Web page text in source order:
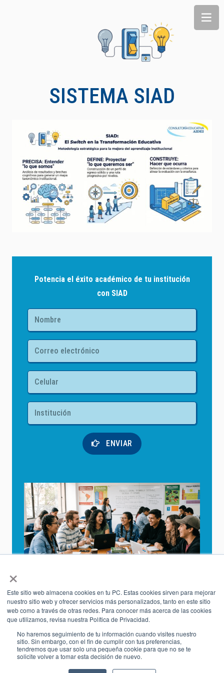
×
Este sitio web almacena cookies en tu PC. Estas cookies sirven para mejorar
nuestro sitio web y ofrecer servicios más personalizados, tanto en este sitio
web como a través de otras redes. Para conocer más acerca de las cookies
que utilizamos, revisa nuestra Política de Privacidad.
No haremos seguimiento de tu información cuando visites nuestro
sitio. Sin embargo, con el fin de cumplir con tus preferencias,
tendremos que usar solo una pequeña cookie para que no se te
solicite volver a tomar esta decisión de nuevo.
SISTEMA SIAD
Potencia el éxito académico de tu institución
con SIAD
ENVIAR